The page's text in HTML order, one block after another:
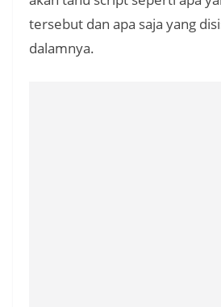
tersebut dan apa saja yang
dalamnya.